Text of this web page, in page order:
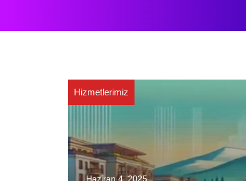
Hizmetlerimiz
Haziran 4, 2025